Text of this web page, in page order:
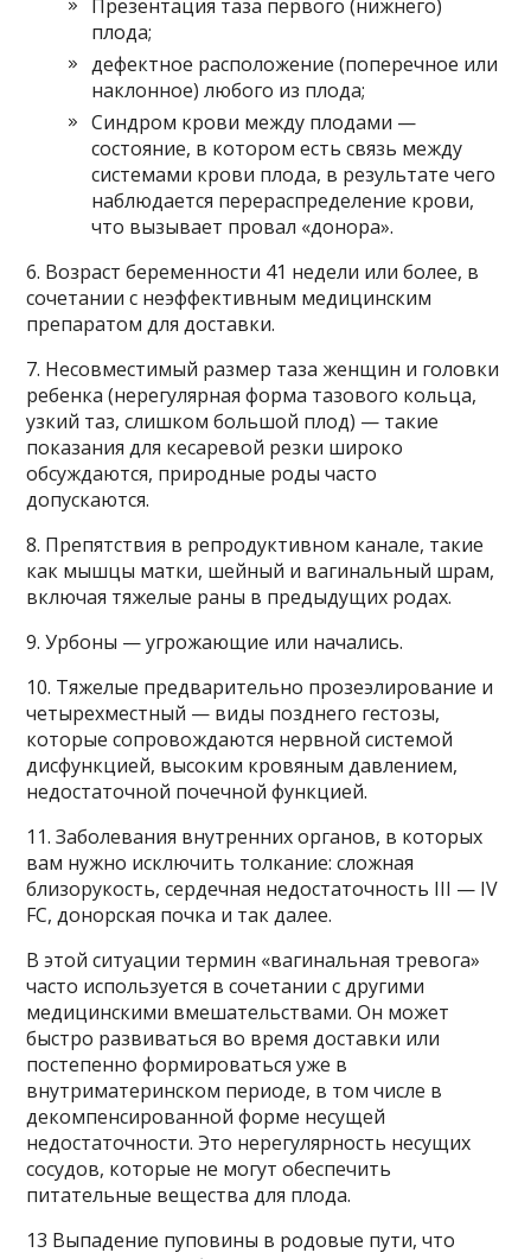
Презентация таза первого (нижнего)
плода;
дефектное расположение (поперечное или
наклонное) любого из плода;
Синдром крови между плодами —
состояние, в котором есть связь между
системами крови плода, в результате чего
наблюдается перераспределение крови,
что вызывает провал «донора».
6. Возраст беременности 41 недели или более, в
сочетании с неэффективным медицинским
препаратом для доставки.
7. Несовместимый размер таза женщин и головки
ребенка (нерегулярная форма тазового кольца,
узкий таз, слишком большой плод) — такие
показания для кесаревой резки широко
обсуждаются, природные роды часто
допускаются.
8. Препятствия в репродуктивном канале, такие
как мышцы матки, шейный и вагинальный шрам,
включая тяжелые раны в предыдущих родах.
9. Урбоны — угрожающие или начались.
10. Тяжелые предварительно прозеэлирование и
четырехместный — виды позднего гестозы,
которые сопровождаются нервной системой
дисфункцией, высоким кровяным давлением,
недостаточной почечной функцией.
11. Заболевания внутренних органов, в которых
вам нужно исключить толкание: сложная
близорукость, сердечная недостаточность III — IV
FC, донорская почка и так далее.
В этой ситуации термин «вагинальная тревога»
часто используется в сочетании с другими
медицинскими вмешательствами. Он может
быстро развиваться во время доставки или
постепенно формироваться уже в
внутриматеринском периоде, в том числе в
декомпенсированной форме несущей
недостаточности. Это нерегулярность несущих
сосудов, которые не могут обеспечить
питательные вещества для плода.
13 Выпадение пуповины в родовые пути, что